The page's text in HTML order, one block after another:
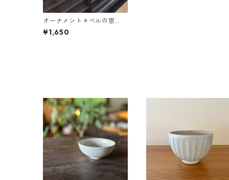
オーナメント＊ベルの窓
（茶）＊つや
¥1,650